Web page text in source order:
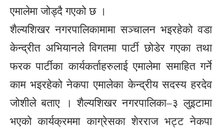
एमालेमा जोड्दै गएको छ ।
शैल्यशिखर नगरपालिकामामा सञ्चालन भइरहेको वडा
केन्द्रीत अभियानले विगतमा पार्टी छोडेर गएका तथा
फरक पार्टीका कार्यकर्ताहरुलाई एमालेमा समाहित गर्ने
काम भइरहेको नेकपा एमालेका केन्द्रीय सदस्य हरदेव
जोशीले बताए । शैल्यशिखर नगरपालिका–३ लुइटामा
भएको कार्यक्रममा काग्रेसका शेरराज भट्ट नेकपा